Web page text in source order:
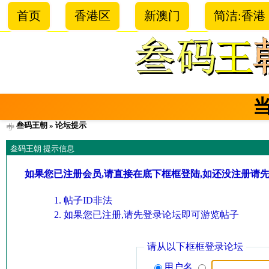
首页 香港区 新澳门 简洁:香港
叁码王朝 » 论坛提示
叁码王朝 提示信息
如果您已注册会员,请直接在底下框框登陆,如还没注册请
帖子ID非法
如果您已注册,请先登录论坛即可游览帖子
请从以下框框登录论坛
用户名